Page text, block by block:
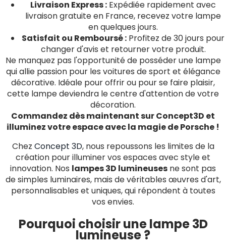
Livraison Express : Expédiée rapidement avec
livraison gratuite en France, recevez votre lampe
en quelques jours.
Satisfait ou Remboursé : Profitez de 30 jours pour
changer d'avis et retourner votre produit.
Ne manquez pas l'opportunité de posséder une lampe
qui allie passion pour les voitures de sport et élégance
décorative. Idéale pour offrir ou pour se faire plaisir,
cette lampe deviendra le centre d'attention de votre
décoration.
Commandez dès maintenant sur Concept3D et
illuminez votre espace avec la magie de Porsche !
Chez Concept 3D, nous repoussons les limites de la
création pour illuminer vos espaces avec style et
innovation. Nos lampes 3D lumineuses ne sont pas
de simples luminaires, mais de véritables œuvres d'art,
personnalisables et uniques, qui répondent à toutes
vos envies.
Pourquoi choisir une lampe 3D
lumineuse ?